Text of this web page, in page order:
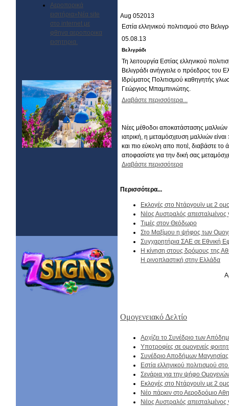
Αεροπορικά
εισιτήρια»Νέα site
στο internet με
φθηνα αεροπορικα
εισητηρια.
Aug 052013
Εστία ελληνικού πολιτισμού στο
05.08.13
Βελιγράδι
Τη λειτουργία Εστίας ελληνικού
Βελιγράδι ανήγγειλε ο πρόεδρος του
Ιδρύματος Πολιτισμού καθηγητής
Γεώργιος Μπαμπινιώτης.
Διαβάστε περισσότερα...
Νέες μέθοδοι αποκατάστασης μαλλιών
ιατρική, η μεταμόσχευση μαλλιών
και πιο εύκολη απο ποτέ, διαβάστε το
αποφασίστε για την δική σας
Διαβάστε περισσότερα
Περισσότερα...
Εκλογές στο Ντάργουϊν με 2
Nέος Αυστραλός απεσταλμένος
Τιμές στον Θεόδωρο
Στο Μαξίμου η ψήφος των
Συγχαρητήρια ΣΑΕ σε Εθνική
Η κίνηση στους δρόμους της
Η ρινοπλαστική στην Ελλάδα
Ομογενειακό Δελτίο
Αρχίζει το Συνέδριο των
Υποτροφίες σε ομογενείς
Συνέδριο Αποδήμων Μαγνησίας
Εστία ελληνικού πολιτισμού
Σενάρια για την ψήφο Ομογενών
Εκλογές στο Ντάργουϊν με 2
Νέο πάρκιν στο Αεροδρόμιο
Nέος Αυστραλός απεσταλμένος